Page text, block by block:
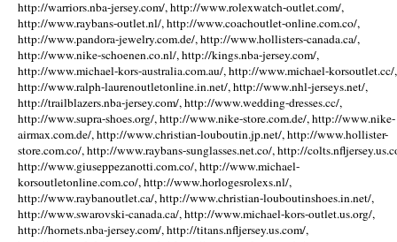
http://warriors.nba-jersey.com/, http://www.rolexwatch-outlet.com/,
http://www.raybans-outlet.nl/, http://www.coachoutlet-online.com.co/,
http://www.pandora-jewelry.com.de/, http://www.hollisters-canada.ca/,
http://www.nike-schoenen.co.nl/, http://kings.nba-jersey.com/,
http://www.michael-kors-australia.com.au/, http://www.michael-korsoutlet.cc/,
http://www.ralph-laurenoutletonline.in.net/, http://www.nhl-jerseys.net/,
http://trailblazers.nba-jersey.com/, http://www.wedding-dresses.cc/,
http://www.supra-shoes.org/, http://www.nike-store.com.de/, http://www.nike-
airmax.com.de/, http://www.christian-louboutin.jp.net/, http://www.hollister-
store.com.co/, http://www.raybans-sunglasses.net.co/, http://
http://www.giuseppezanotti.com.co/, http://www.michael-
korsoutletonline.com.co/, http://www.horlogesrolexs.nl/,
http://www.raybanoutlet.ca/, http://www.christian-louboutinshoes.in.net/,
http://www.swarovski-canada.ca/, http://www.michael-kors-outlet.us.org/,
http://hornets.nba-jersey.com/, http://titans.nfljersey.us.com/,